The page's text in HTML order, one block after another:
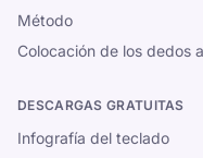
Método
Colocación de los dedos
DESCARGAS GRATUITAS
Infografía del teclado